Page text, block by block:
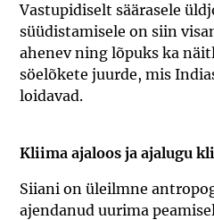
Vastupidiselt säärasele
süüdistamisele on siin
ahenev ning lõpuks ka
söelõkete juurde, mis
loidavad.
Kliima ajaloos ja ajalugu
Siiani on üleilmne
ajendanud uurima